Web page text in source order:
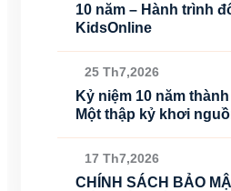
10 năm – Hành trình
KidsOnline
25 Th7,2026
Kỷ niệm 10 năm
Một thập kỷ khơi
17 Th7,2026
CHÍNH SÁCH BẢO